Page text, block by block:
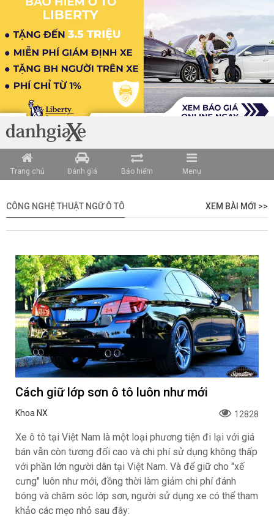
Trang chủ Đánh giá Bảo hiểm Menu
CÔNG NGHỆ THUẬT NGỮ Ô TÔ XEM BÀI MỚI >>
Cách giữ lớp sơn ô tô luôn như mới
Khoa NX 12828
Xe ô tô tại Việt Nam là một loại phương tiện đi lại với giá
bán vẫn còn tương đối cao và chi phí sử dụng không thấp
với phần lớn người dân tại Việt Nam. Và để giữ cho "xế
cưng" luôn như mới, đồng thời làm giảm chi phí đánh
bóng và chăm sóc lớp sơn, người sử dụng xe có thể tham
khảo các mẹo nhỏ sau đây: